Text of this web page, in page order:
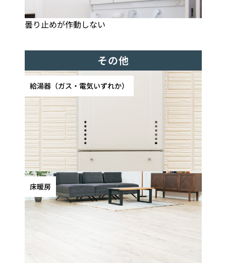
曇り止めが作動しない
その他
給湯器（ガス・電気いずれか）
床暖房